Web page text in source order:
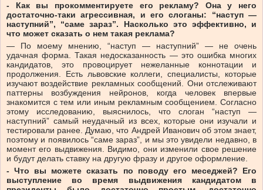
- Как вы прокомментируете его рекламу? Она у него
достаточно-таки агрессивная, и его слоганы: “наступ —
наступний”, “саме зараз”. Насколько это эффективно, и
что может сказать о нем такая реклама?
— По моему мнению, “наступ — наступний” — не очень
удачная форма. Такая недосказанность — это ошибка многих
кандидатов, это провоцирует нежеланные коннотации и
продолжения. Есть львовские коллеги, специалисты, которые
изучают воздействие рекламных сообщений. Они отслеживают
паттерны возбуждения нейронов, когда человек впервые
знакомится с тем или иным рекламным сообщением. Согласно
этому исследованию, выяснилось, что слоган “наступ —
наступний” самый неудачный из всех, которые они изучали и
тестировали ранее. Думаю, что Андрей Иванович об этом знает,
поэтому и появилось “саме зараз”, и мы это увидели недавно, в
момент его выдвижения. Видимо, они изменили свое решение
и будут делать ставку на другую фразу и другое оформление.
- Что вы можете сказать по поводу его меседжей? Его
выступление во время выдвижения кандидатом в